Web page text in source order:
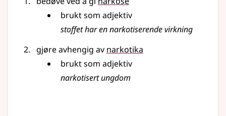
brukt som adjektiv
stoffet har ennarkotiserendevirkning
gjøre avhengig av narkotika
brukt som adjektiv
narkotisert ungdom